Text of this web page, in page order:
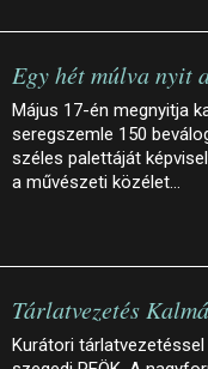
Egy hét múlva nyit
Május 17-én megnyitja
seregszemle 150
széles palettáját
a művészeti közélet…
Tárlatvezetés
Kurátori